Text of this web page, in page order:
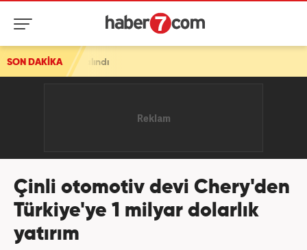
SON DAKİKA
Çinli otomotiv devi Chery'den
Türkiye'ye 1 milyar dolarlık
yatırım